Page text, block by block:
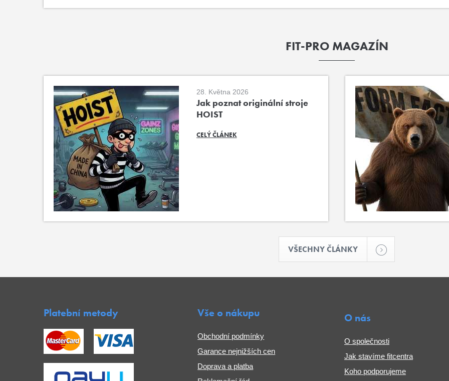
FIT-PRO MAGAZÍN
28. Května 2026
Jak poznat originální stroje
HOIST
CELÝ ČLÁNEK
VŠECHNY ČLÁNKY
Platební metody Vše o nákupu
Obchodní podmínky
Garance nejnižších cen
Doprava a platba
O nás
O společnosti
Jak stavíme fitcentra
Koho podporujeme